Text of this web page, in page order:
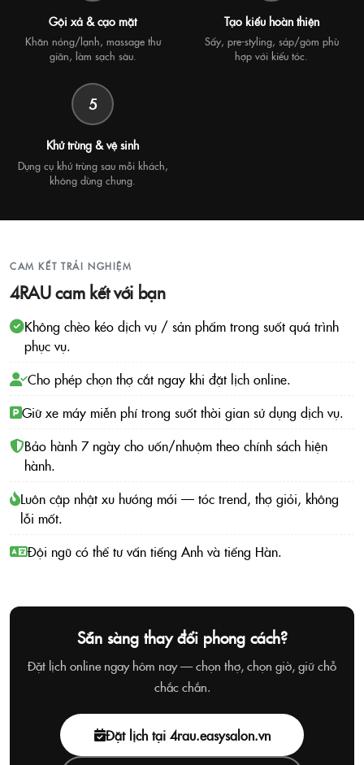
Gội xả & cạo mặt
Khăn nóng/lạnh, massage thư
giãn, làm sạch sâu.
Tạo kiểu hoàn thiện
Sấy, pre-styling, sáp/gôm phù
hợp với kiểu tóc.
5
Khử trùng & vệ sinh
Dụng cụ khử trùng sau mỗi khách,
không dùng chung.
CAM KẾT TRẢI NGHIỆM
4RAU cam kết với bạn
Không chèo kéo dịch vụ / sản phẩm trong suốt quá trình
phục vụ.
Cho phép chọn thợ cắt ngay khi đặt lịch online.
Giữ xe máy miễn phí trong suốt thời gian sử dụng dịch vụ.
Bảo hành 7 ngày cho uốn/nhuộm theo chính sách hiện
hành.
Luôn cập nhật xu hướng mới — tóc trend, thợ giỏi, không
lỗi mốt.
Đội ngũ có thể tư vấn tiếng Anh và tiếng Hàn.
Sẵn sàng thay đổi phong cách?
Đặt lịch online ngay hôm nay — chọn thợ, chọn giờ, giữ chỗ
chắc chắn.
Đặt lịch tại 4rau.easysalon.vn